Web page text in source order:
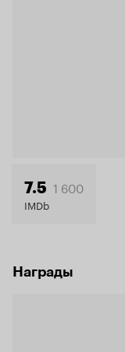
7.5 1 600
IMDb
Награды